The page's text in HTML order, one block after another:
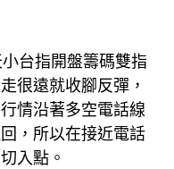
台指開盤籌碼雙指
很遠就收腳反彈，
情沿著多空電話線
，所以在接近電話
入點。